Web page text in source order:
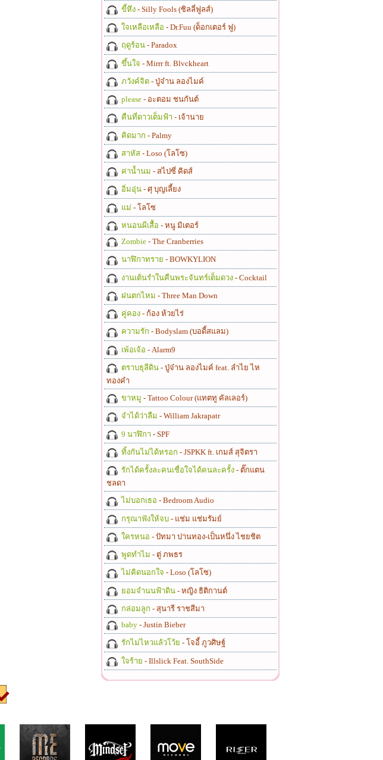
ขี้หึง - Silly Fools (ซิลลี่ฟูลส์)
ใจเหลือเหลือ - Dr.Fuu (ด็อกเตอร์ ฟู)
ฤดูร้อน - Paradox
ขึ้นใจ - Mirrr ft. Blvckheart
ภวังค์จิต - ปู่จ๋าน ลองไมค์
please - อะตอม ชนกันต์
คืนที่ดาวเต็มฟ้า - เจ้านาย
คิดมาก - Palmy
สาหัส - Loso (โลโซ)
ค่าน้ำนม - สไปซี่ คิดส์
อิ่มอุ่น - ศุ บุญเลี้ยง
แม่ - โลโซ
หนอนผีเสื้อ - หนู มิเตอร์
Zombie - The Cranberries
นาฬิกาทราย - BOWKYLION
งานเต้นรำในคืนพระจันทร์เต็มดวง - Cocktail
ฝนตกไหม - Three Man Down
คู่คอง - ก้อง ห้วยไร่
ความรัก - Bodyslam (บอดี้สแลม)
เพ้อเจ้อ - Alarm9
ตราบธุลีดิน - ปู่จ๋าน ลองไมค์ feat. ลำไย ไห
ทองคำ
ขาหมู - Tattoo Colour (แทตทู คัลเลอร์)
จำได้ว่าลืม - William Jakrapatr
9 นาฬิกา - SPF
ทิ้งกันไม่ได้หรอก - JSPKK ft. เกมส์ สุจิตรา
รักได้ครั้งละคนเชื่อใจได้คนละครั้ง - ตั๊กแตน
ชลดา
ไม่บอกเธอ - Bedroom Audio
กรุณาฟังให้จบ - แช่ม แช่มรัมย์
ใครหนอ - ปัทมา ปานทอง-เป็นหนึ่ง ไชยชิต
พูดทำไม - ตู่ ภพธร
ไม่คิดนอกใจ - Loso (โลโซ)
ยอมจำนนฟ้าดิน - หญิง ธิติกานต์
กล่อมลูก - สุนารี ราชสีมา
baby - Justin Bieber
รักไม่ไหวแล้วโว้ย - โจอี้ ภูวศิษฐ์
ใจร้าย - Illslick Feat. SouthSide